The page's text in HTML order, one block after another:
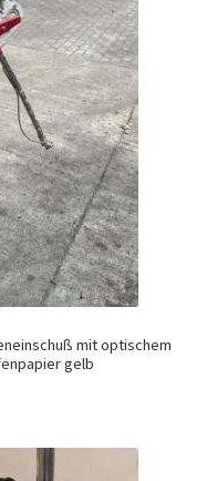
mit optischem
gelb